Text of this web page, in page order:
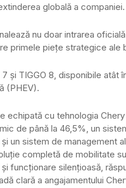
globală a companiei.
nu doar intrarea
primele piețe strategice ale
și TIGGO 8, disponibile
(PHEV).
echipată cu tehnologia
de până la 46,5%, un
un sistem de management
completă de mobilitate
funcționare silențioasă,
clară a angajamentului